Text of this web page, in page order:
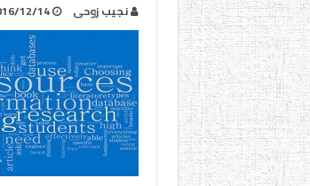
نجيب زوحى 12/14